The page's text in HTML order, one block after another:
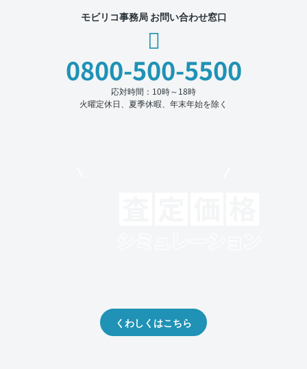
モビリコ事務局 お問い合わせ窓口
0800-500-5500
応対時間：10時～18時
火曜定休日、夏季休暇、年末年始を除く
くわしくはこちら